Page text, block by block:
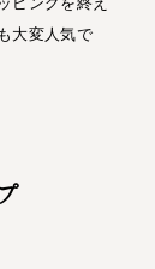
大変人気で